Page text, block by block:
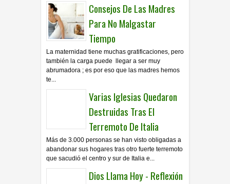
Consejos De Las Madres
Para No Malgastar
Tiempo
La maternidad tiene muchas gratificaciones, pero
también la carga puede llegar a ser muy
abrumadora ; es por eso que las madres hemos
te...
Varias Iglesias Quedaron
Destruidas Tras El
Terremoto De Italia
Más de 3.000 personas se han visto obligadas a
abandonar sus hogares tras otro fuerte terremoto
que sacudió el centro y sur de Italia e...
Dios Llama Hoy - Reflexión